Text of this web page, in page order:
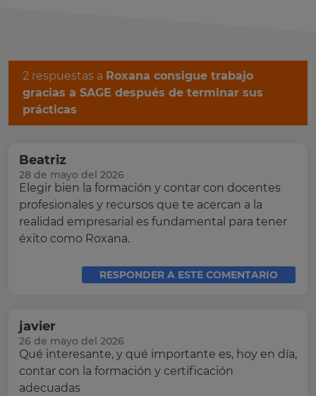
2 respuestas a Roxana consigue trabajo
gracias a SAGE después de terminar sus
prácticas
Beatriz
28 de mayo del 2026
Elegir bien la formación y contar con docentes
profesionales y recursos que te acercan a la
realidad empresarial es fundamental para tener
éxito como Roxana.
RESPONDER A ESTE COMENTARIO
javier
26 de mayo del 2026
Qué interesante, y qué importante es, hoy en día,
contar con la formación y certificación
adecuadas